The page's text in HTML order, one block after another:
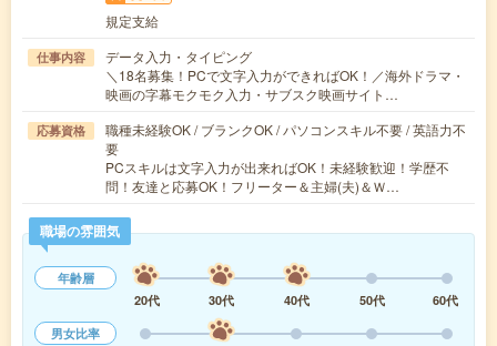
規定支給
仕事内容
データ入力・タイピング
＼18名募集！PCで文字入力ができればOK！／海外ドラマ・
映画の字幕モクモク入力・サブスク映画サイト…
応募資格
職種未経験OK / ブランクOK / パソコンスキル不要 / 英語力不
要
PCスキルは文字入力が出来ればOK！未経験歓迎！学歴不
問！友達と応募OK！フリーター＆主婦(夫)＆Ｗ…
職場の雰囲気
年齢層
20代
30代 40代 50代
60代
男女比率